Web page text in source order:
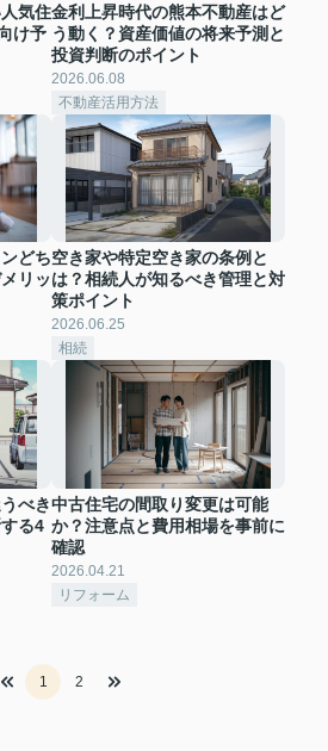
気住
け予
金利上昇時代の熊本不動産はど
う動く？資産価値の将来予測と
投資判断のポイント
2026.06.08
不動産活用方法
どち
リッ
空き家や特定空き家の条例と
は？相続人が知るべき管理と対
策ポイント
2026.06.25
相続
べき
る4
中古住宅の間取り変更は可能
か？注意点と費用相場を事前に
確認
2026.04.21
リフォーム
1 2